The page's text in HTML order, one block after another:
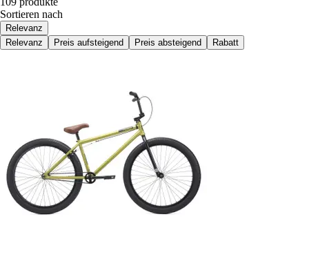
Sortieren nach
Relevanz
Relevanz
Preis aufsteigend Preis absteigend Rabatt